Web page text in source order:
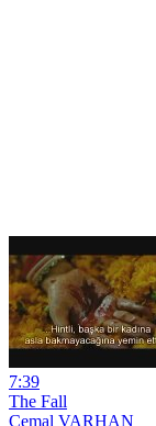
7:39
The Fall
Cemal VARHAN